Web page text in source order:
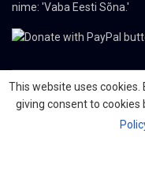
nime: 'Vaba Eesti Sõna.'
© 2024 The Nordic Press
This website uses
giving consent to cookies